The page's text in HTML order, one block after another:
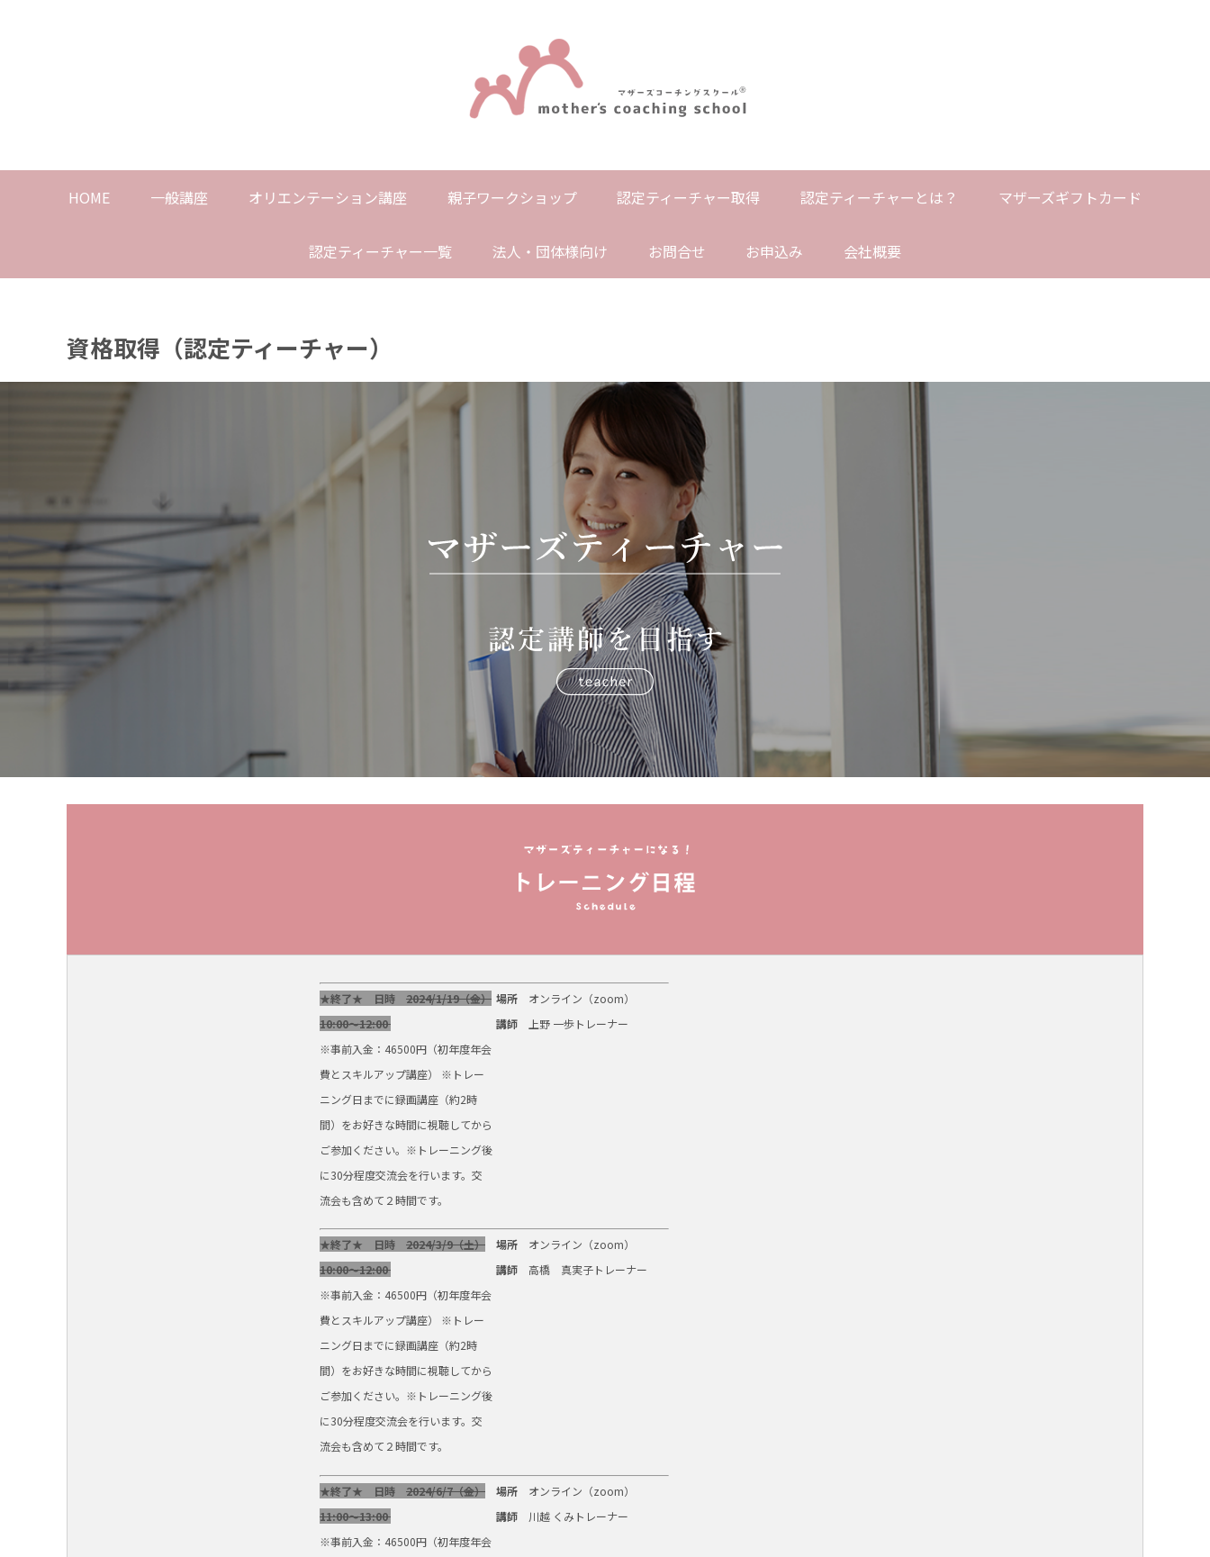
HOME 一般講座 オリエンテーション講座 親子ワークショップ 認定ティーチャー取得 認定ティーチャーとは？ マザーズギフトカード
認定ティーチャー一覧 法人・団体様向け お問合せ お申込み 会社概要
資格取得（認定ティーチャー）
★終了★ 日時
2024/1/19（金）
10:00～12:00
※事前入金：46500円（初年度年会
費とスキルアップ講座） ※トレー
ニング日までに録画講座（約2時
間）をお好きな時間に視聴してから
ご参加ください。※トレーニング後
に30分程度交流会を行います。交
流会も含めて２時間です。
場所オンライン（zoom）
講師上野 一歩トレーナー
★終了★ 日時
2024/3/9（土）
10:00～12:00
※事前入金：46500円（初年度年会
費とスキルアップ講座） ※トレー
ニング日までに録画講座（約2時
間）をお好きな時間に視聴してから
ご参加ください。※トレーニング後
に30分程度交流会を行います。交
流会も含めて２時間です。
場所オンライン（zoom）
講師高橋 真実子トレーナー
★終了★ 日時
2024/6/7（金）
11:00～13:00
※事前入金：46500円（初年度年会
場所オンライン（zoom）
講師川越 くみトレーナー